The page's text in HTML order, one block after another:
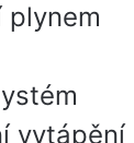
plynem
vytápění